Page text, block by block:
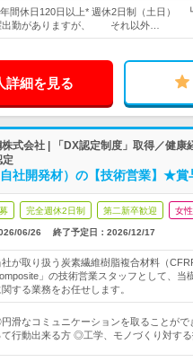
間休日120日以上* 週休2日制（土日）
出勤がありますが、 それ以外…
詳細を見る
式会社 | 「DX認定制度」取得／健康
定
社開発材）の【技術営業】★賞
完全週休2日制 第二新卒歓迎 女
06/26 終了予定日： 2026/12/17
社が取り扱う炭素繊維樹脂複合材料（
」の技術営業スタッフとして、当
関する業務をお任せします。
滑なコミュニケーションを取ることが
て行動出来る方 ◎工学、モノづくり対す